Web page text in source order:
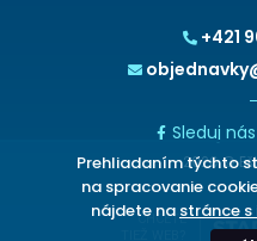
+421
Sleduj
2026 ©
CHCETE
Prehliadaním týchto
na spracovanie
nájdete na stránce